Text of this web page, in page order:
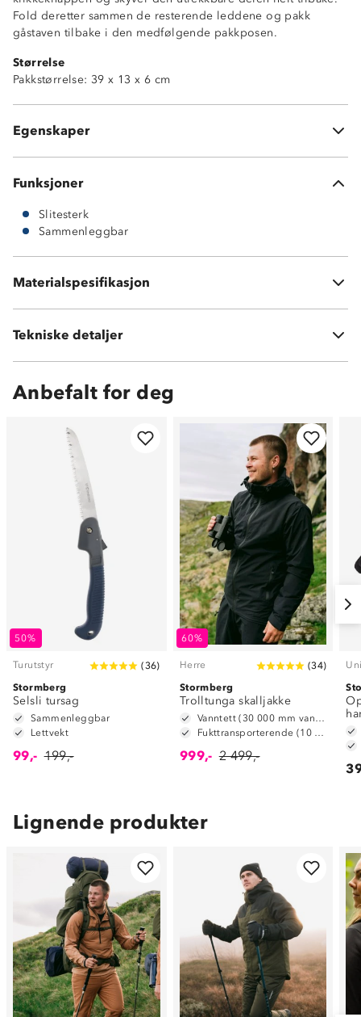
Fold deretter sammen de resterende leddene og pakk
gåstaven tilbake i den medfølgende pakkposen.
Størrelse
Pakkstørrelse: 39 x 13 x 6 cm
Egenskaper
Justerbar reim med børstet innside
Solid alminiumsstang
Avtagbare gummiknotter
1 par speed-gummiknotter medfølger
2 stk gåstaver i pakken
Funksjoner
Slitesterk
Sammenleggbar
Materialspesifikasjon
Øvrig: Polyester
Tekniske detaljer
Vekt:767 gram inkl. tilbehør (295 gram per stav)
Anbefalt for deg
50%
Turutstyr (36)
Stormberg
Selsli tursag
Sammenleggbar
Lettvekt
99,- 199,-
60%
Herre (34)
Stormberg
Trolltunga skalljakke
999,- 2 499,-
Lignende produkter